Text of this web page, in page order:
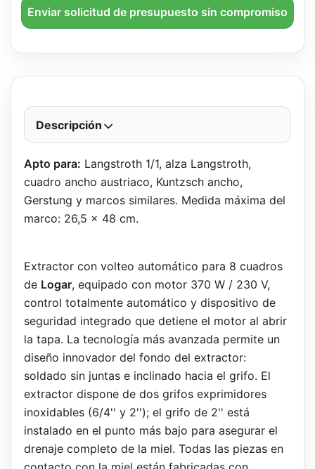
Enviar solicitud de presupuesto sin compromiso
Descripción
Apto para: Langstroth 1/1, alza Langstroth,
cuadro ancho austriaco, Kuntzsch ancho,
Gerstung y marcos similares. Medida máxima del
marco: 26,5 x 48 cm.
Extractor con volteo automático para 8 cuadros
de Logar, equipado con motor 370 W / 230 V,
control totalmente automático y dispositivo de
seguridad integrado que detiene el motor al abrir
la tapa. La tecnología más avanzada permite un
diseño innovador del fondo del extractor:
soldado sin juntas e inclinado hacia el grifo. El
extractor dispone de dos grifos exprimidores
inoxidables (6/4'' y 2''); el grifo de 2'' está
instalado en el punto más bajo para asegurar el
drenaje completo de la miel. Todas las piezas en